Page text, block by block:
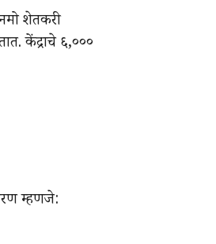
शेतकरी
केंद्राचे ६,०००
म्हणजे: